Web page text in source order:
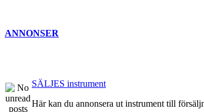
ANNONSER
SÄLJES instrument
Här kan du annonsera ut instrument till